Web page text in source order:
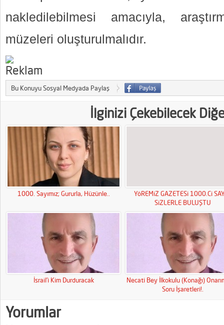
nakledilebilmesi amacıyla,
müzeleri oluşturulmalıdır.
Bu Konuyu Sosyal Medyada Paylaş
İlginizi Çekebilecek
1000. Sayımız; Gururla, Hüzünle..
YöREMiZ GAZETESi 1000.Ci
SiZLERLE BULUŞTU
İsrail’i Kim Durduracak
Necati Bey İlkokulu (Konağı)
Soru İşaretleri!.
Yorumlar